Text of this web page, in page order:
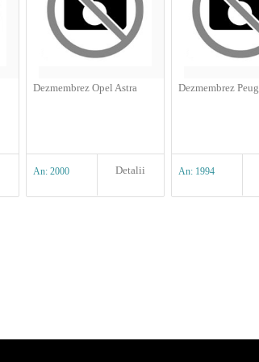
Dezmembrez Opel Astra
An: 2000 Detalii
Dezmembrez
An: 1994